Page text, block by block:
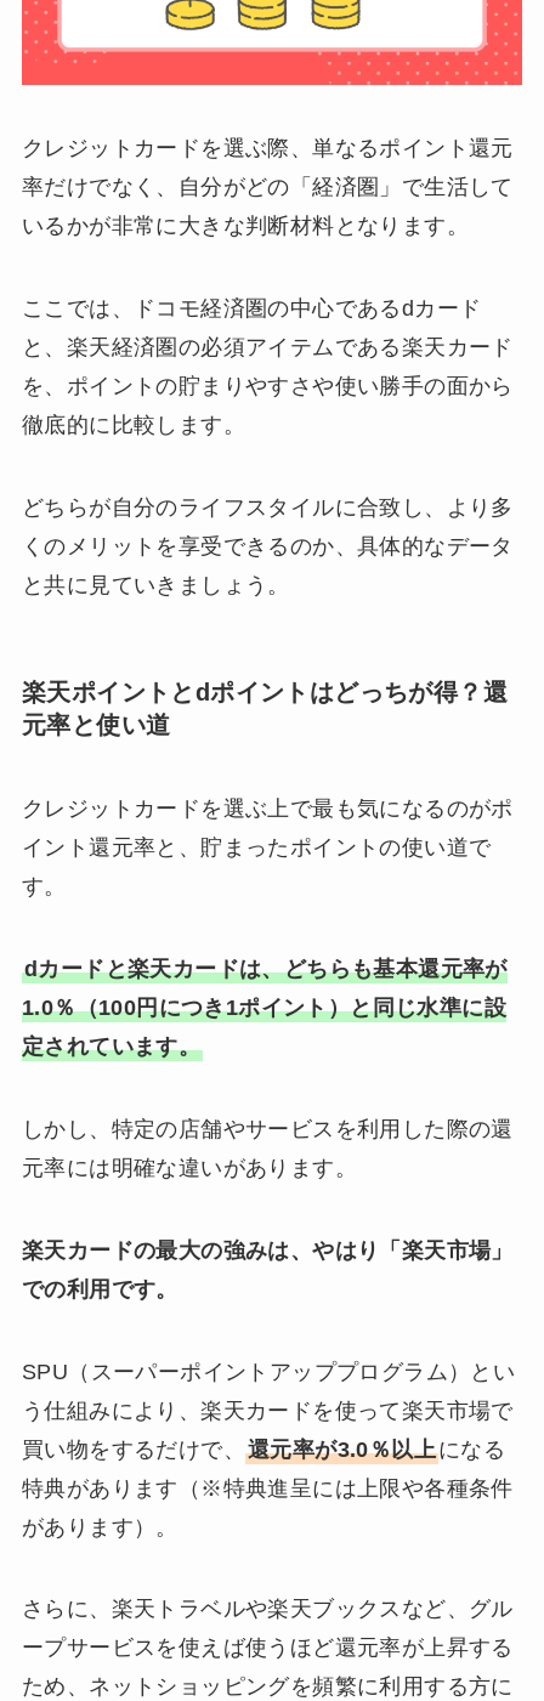
クレジットカードを選ぶ際、単なるポイント還元
率だけでなく、自分がどの「経済圏」で生活して
いるかが非常に大きな判断材料となります。
ここでは、ドコモ経済圏の中心であるdカード
と、楽天経済圏の必須アイテムである楽天カード
を、ポイントの貯まりやすさや使い勝手の面から
徹底的に比較します。
どちらが自分のライフスタイルに合致し、より多
くのメリットを享受できるのか、具体的なデータ
と共に見ていきましょう。
楽天ポイントとdポイントはどっちが得？還
元率と使い道
クレジットカードを選ぶ上で最も気になるのがポ
イント還元率と、貯まったポイントの使い道で
す。
dカードと楽天カードは、どちらも基本還元率が
1.0％（100円につき1ポイント）と同じ水準に設
定されています。
しかし、特定の店舗やサービスを利用した際の還
元率には明確な違いがあります。
楽天カードの最大の強みは、やはり「楽天市場」
での利用です。
SPU（スーパーポイントアッププログラム）とい
う仕組みにより、楽天カードを使って楽天市場で
買い物をするだけで、 還元率が3.0％以上になる
特典があります（※特典進呈には上限や各種条件
があります）。
さらに、楽天トラベルや楽天ブックスなど、グル
ープサービスを使えば使うほど還元率が上昇する
ため、ネットショッピングを頻繁に利用する方に